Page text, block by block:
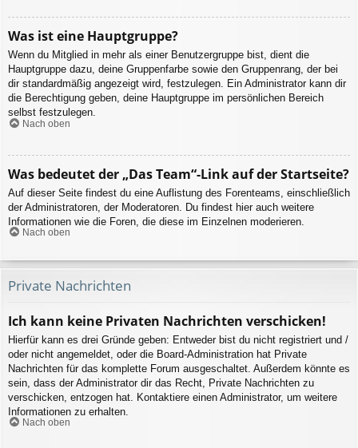
Was ist eine Hauptgruppe?
Wenn du Mitglied in mehr als einer Benutzergruppe bist, dient die
Hauptgruppe dazu, deine Gruppenfarbe sowie den Gruppenrang, der bei
dir standardmäßig angezeigt wird, festzulegen. Ein Administrator kann dir
die Berechtigung geben, deine Hauptgruppe im persönlichen Bereich
selbst festzulegen.
Nach oben
Was bedeutet der „Das Team“-Link auf der Startseite?
Auf dieser Seite findest du eine Auflistung des Forenteams, einschließlich
der Administratoren, der Moderatoren. Du findest hier auch weitere
Informationen wie die Foren, die diese im Einzelnen moderieren.
Nach oben
Private Nachrichten
Ich kann keine Privaten Nachrichten verschicken!
Hierfür kann es drei Gründe geben: Entweder bist du nicht registriert und /
oder nicht angemeldet, oder die Board-Administration hat Private
Nachrichten für das komplette Forum ausgeschaltet. Außerdem könnte es
sein, dass der Administrator dir das Recht, Private Nachrichten zu
verschicken, entzogen hat. Kontaktiere einen Administrator, um weitere
Informationen zu erhalten.
Nach oben